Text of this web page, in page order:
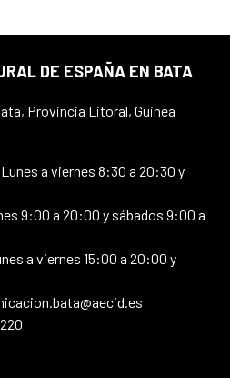
DE ESPAÑA EN BATA
Provincia Litoral, Guinea
a viernes 8:30 a 20:30 y
9:00 a 20:00 y sábados 9:00 a
a viernes 15:00 a 20:00 y